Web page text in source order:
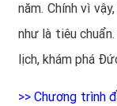
năm. Chính vì
như là tiêu
lịch, khám phá
>>Chương trình